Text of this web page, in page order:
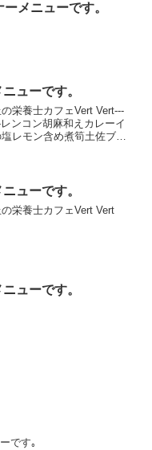
メニューです。
ューです。
栄養士カフェVert Vert---
ンコン胡麻和えカレーイ
レモン含め煮筍土佐ブロ
ューです。
栄養士カフェVert Vert
ューです。
です｡